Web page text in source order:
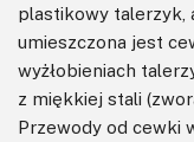
plastikowy talerzyk,
umieszczona jest
wyżłobieniach
z miękkiej stali
Przewody od cewki